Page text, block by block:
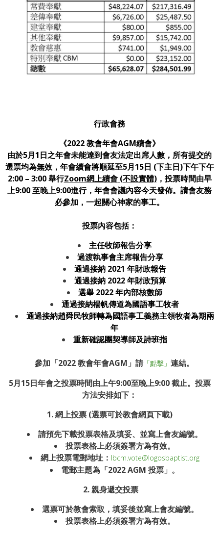
行政會務
《2022 教會年會AGM續會》
由於5月1日之年會未能達到會友法定出席人數，所有提交的
選票均為無效，年會續會將順延至5月15日 (下主日)下午下午
2:00 – 3:00 舉行Zoom網上續會(不設實體)，投票時間由早
上9:00 至晚上9:00進行，年會會議內容今天發佈。請會友務
必參加，一起關心神家的事工。
投票內容包括：
主任牧師報告分享
過渡執事會主席報告分享
通過接納 2021 年財政報告
通過接納 2022 年財政預算
選舉 2022 年內部核數師
通過接納楊帆傳道為國語事工牧者
通過接納趙舜民牧師轉為國語事工義務主領牧者為期兩
年
重新確認團契導師及詩班指
參加「2022 教會年會AGM」請「點擊」 連結。
5月15日年會之投票時間由上午9:00至晚上9:00截止。投票
方法安排如下：
1.網上投票(選票可於教會網頁下載)
請預先下載投票表格及填妥、並寫上會友編號。
投票表格上必須簽署方為有效。
網上投票電郵地址： lbcm.vote@logosbaptist.org
電郵主題為「2022 AGM 投票」。
2.親身遞交投票
選票可於教會索取，填妥後並寫上會友編號。
投票表格上必須簽署方為有效。